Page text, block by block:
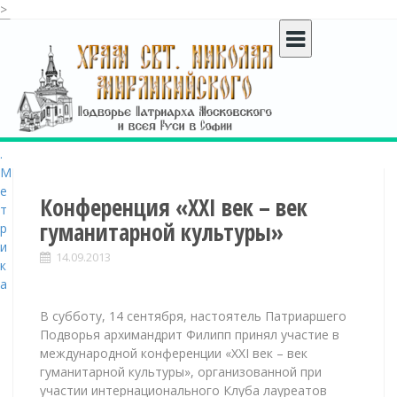
>
c
o
n
t
e
n
t
Конференция «XXI век – век
гуманитарной культуры»
14.09.2013
В субботу, 14 сентября, настоятель Патриаршего
Подворья архимандрит Филипп принял участие в
международной конференции «XXI век – век
гуманитарной культуры», организованной при
участии интернационального Клуба лауреатов